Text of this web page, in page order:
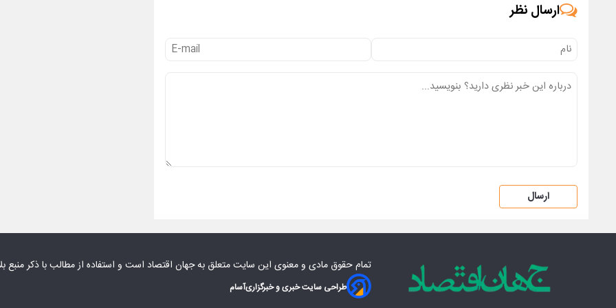
ارسال نظر
ارسال
تمام حقوق مادی‌ و معنوی این سایت متعلق بهجهان اقتصاد است و استفاده از مطالب با ذکر منبع
طراحی سایت خبری و خبرگزاریآسام